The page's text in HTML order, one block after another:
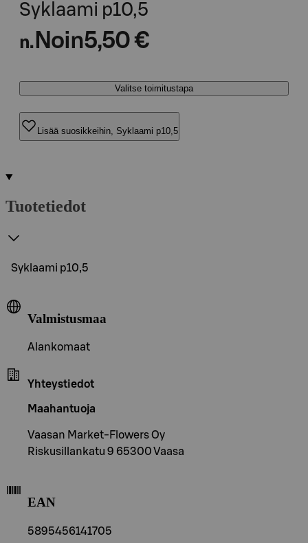
Syklaami p10,5
n. Noin5,50 €
Valitse toimitustapa
Lisää suosikkeihin, Syklaami p10,5
Tuotetiedot
Syklaami p10,5
Valmistusmaa
Alankomaat
Yhteystiedot
Maahantuoja
Vaasan Market-Flowers Oy
Riskusillankatu 9 65300 Vaasa
EAN
5895456141705